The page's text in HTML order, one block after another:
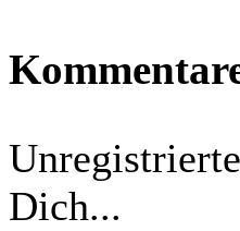
Dich...